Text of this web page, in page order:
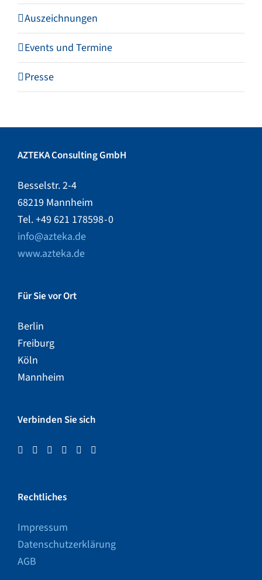
Auszeichnungen
Events und Termine
Presse
AZTEKA Consulting GmbH
Besselstr. 2-4
68219 Mannheim
Tel. +49 621 178598 - 0
info@azteka.de
www.azteka.de
Für Sie vor Ort
Berlin
Freiburg
Köln
Mannheim
Verbinden Sie sich
Rechtliches
Impressum
Datenschutzerklärung
AGB